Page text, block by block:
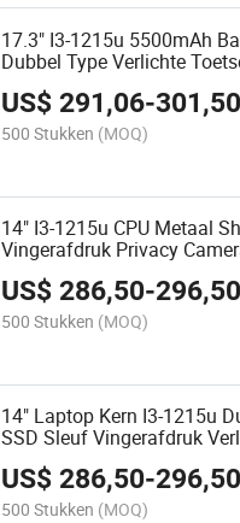
17.3" I3-1215u 5500mAh
Dubbel Type Verlichte
Vingerafdruk Groot Scherm
Laptops
US$291,06-301,50
500 Stukken (MOQ)
14" I3-1215u CPU Metaal
Vingerafdruk Privacy
Verlichte Toetsenbord Dual
Bt4.2 OEM Laptop
US$286,50-296,50
500 Stukken (MOQ)
14" Laptop Kern I3-1215u
SSD Sleuf Vingerafdruk
Toetsenbord Dubbele Type
Notebook Computer
US$286,50-296,50
500 Stukken (MOQ)